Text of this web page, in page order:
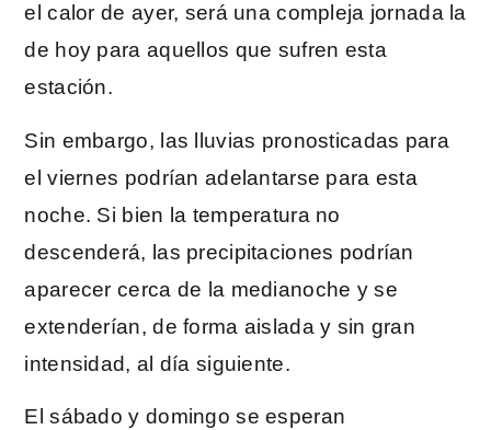
el calor de ayer, será una compleja jornada la
de hoy para aquellos que sufren esta
estación.
Sin embargo, las lluvias pronosticadas para
el viernes podrían adelantarse para esta
noche. Si bien la temperatura no
descenderá, las precipitaciones podrían
aparecer cerca de la medianoche y se
extenderían, de forma aislada y sin gran
intensidad, al día siguiente.
El sábado y domingo se esperan